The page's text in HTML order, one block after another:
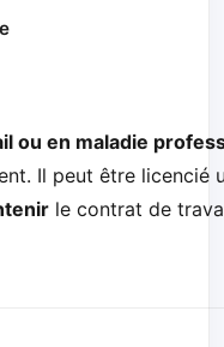
ou en maladie
Il peut être licencié
le contrat de